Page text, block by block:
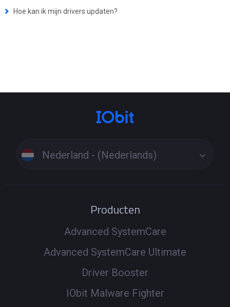
Hoe kan ik mijn drivers updaten?
Nederland - (Nederlands)
Producten
Advanced SystemCare
Advanced SystemCare Ultimate
Driver Booster
IObit Malware Fighter